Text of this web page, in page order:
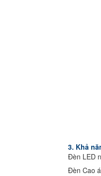
3. Khả
Đèn LED
Đèn Cao